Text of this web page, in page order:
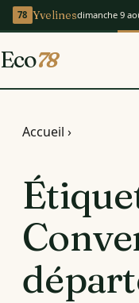
Yvelinesdimanche 9
Eco78
Accueil ›